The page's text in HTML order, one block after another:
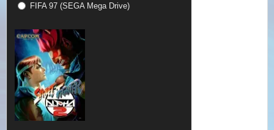
FIFA 97 (SEGA Mega Drive)